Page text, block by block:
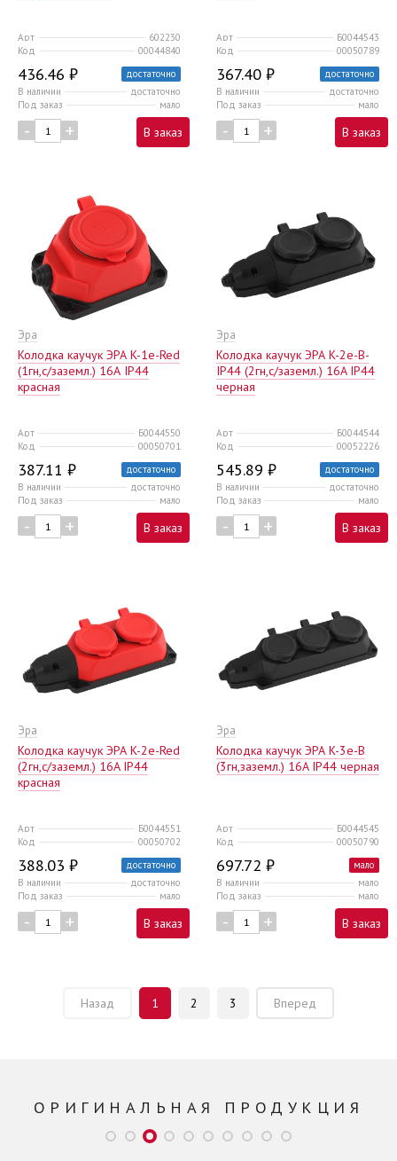
Арт
602230
Код
00044840
436.46 ₽
достаточно
В наличии
достаточно
Под заказ
мало
- + В заказ
Арт
Б0044543
Код
00050789
367.40 ₽
достаточно
В наличии
достаточно
Под заказ
мало
- + В заказ
Эра
Колодка каучук ЭРА K-1e-Red
(1гн,c/заземл.) 16А IP44
красная
Арт
Б0044550
Код
00050701
387.11 ₽
достаточно
В наличии
достаточно
Под заказ
мало
- + В заказ
Эра
Колодка каучук ЭРА K-2e-B-
IP44 (2гн,c/заземл.) 16A IP44
черная
Арт
Б0044544
Код
00052226
545.89 ₽
достаточно
В наличии
достаточно
Под заказ
мало
- + В заказ
Эра
Колодка каучук ЭРА K-2e-Red
(2гн,c/заземл.) 16A IP44
красная
Арт
Б0044551
Код
00050702
388.03 ₽
достаточно
В наличии
достаточно
Под заказ
мало
- + В заказ
Эра
Колодка каучук ЭРА K-3e-B
(3гн,заземл.) 16A IP44 черная
Арт
Б0044545
Код
00050790
697.72 ₽
мало
В наличии
мало
Под заказ
мало
- + В заказ
Назад 1 2 3 Вперед
ОРИГИНАЛЬНАЯ ПРОДУКЦИЯ